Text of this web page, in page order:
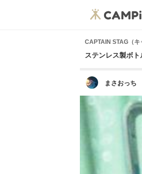
CAPTAIN STAG（
ステンレス製ボト
まさおっち